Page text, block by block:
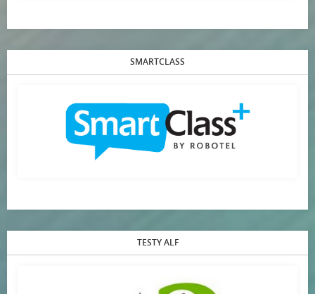
SMARTCLASS
TESTY ALF